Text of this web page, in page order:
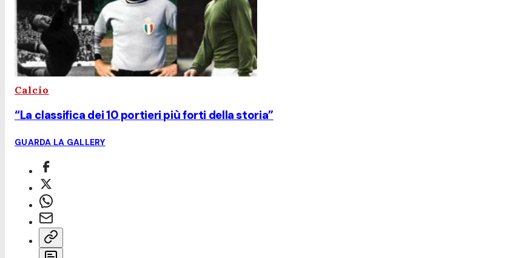
Calcio
“La classifica dei 10 portieri più forti della storia”
GUARDA LA GALLERY